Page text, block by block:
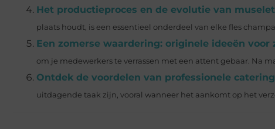
Het productieproces en de evolutie van
plaats houdt, is een essentieel onderdeel van elke fles
Een zomerse waardering: originele ideeën
om je medewerkers te verrassen met een attent gebaar. Na
Ontdek de voordelen van professionele
uitdagende taak zijn, vooral wanneer het aankomt op het